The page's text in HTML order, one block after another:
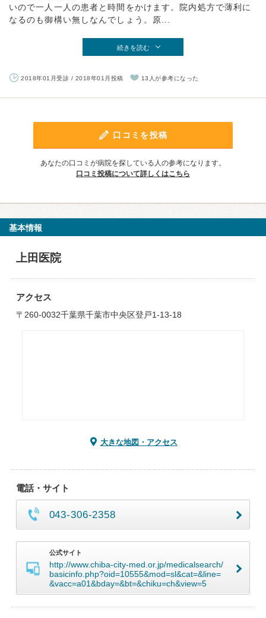
いので一人一人の患者と時間をかけます。院内処方で薄利に
なるのも御構い無しなんでしょう。原...
続きを読む
2018年01月受診 / 2018年01月投稿 13人が参考になった
口コミを投稿
あなたの口コミが病院を探している人の参考になります。
口コミ投稿について詳しくはこちら
基本情報
上田医院
アクセス
〒260-0032千葉県千葉市中央区登戸1-13-18
大きな地図・アクセス
電話・サイト
043-306-2358
公式サイト
http://www.chiba-city-med.or.jp/medicalsearch/
basicinfo.php?oid=10555&mod=sl&cat=&line=
&vacc=a01&bday=&bt=&chiku=ch&view=5